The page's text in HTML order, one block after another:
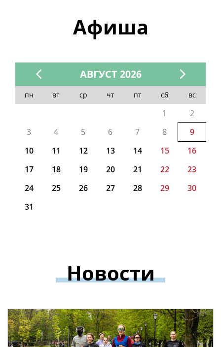
Афиша
АВГУСТ 2026
пн вт ср чт пт сб вс
1
2
3
4 5 6 7 8
9
10
11 12 13 14 15
16
17
18 19 20 21 22
23
24
25 26 27 28 29
30
31
Новости